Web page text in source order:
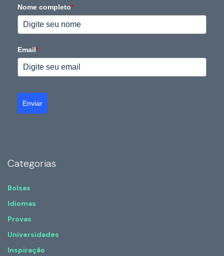
Nome completo*
Email*
Enviar
Categorias
Bolsas
Idiomas
Provas
Universidades
Inspiração